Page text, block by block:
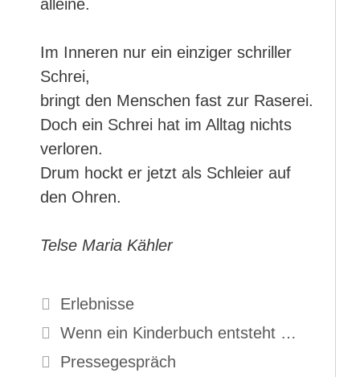
alleine.
Im Inneren nur ein einziger schriller
Schrei,
bringt den Menschen fast zur Raserei.
Doch ein Schrei hat im Alltag nichts
verloren.
Drum hockt er jetzt als Schleier auf
den Ohren.
Telse Maria Kähler
Kategorien
Erlebnisse
Wenn ein Kinderbuch entsteht …
Pressegespräch